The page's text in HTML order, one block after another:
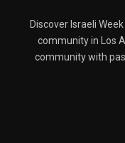
Discover Israeli
community in Los
community with